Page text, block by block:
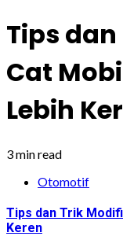
Tips
Cat
Lebih
3 min read
Otomotif
Tips dan Trik
Keren